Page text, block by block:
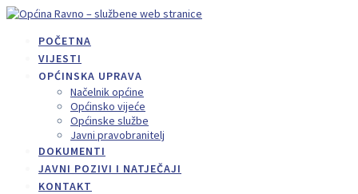
Skip
contentPOČETNA
VIJESTI
OPĆINSKA UPRAVA
Načelnik općine
Općinsko vijeće
Općinske službe
Javni pravobranitelj
DOKUMENTI
JAVNI POZIVI I NATJEČAJI
KONTAKT